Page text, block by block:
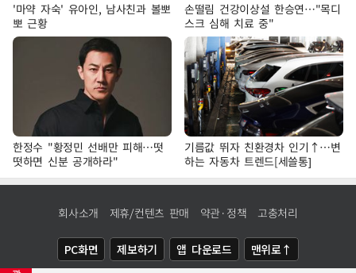
'마약 자숙' 유아인, 남사친과 볼뽀
뽀 근황
손떨림 건강이상설 한승연…"목디
스크 심해 치료 중"
한정수 "황정민 선배만 피해…떳
떳하면 신분 공개하라"
기름값 뛰자 친환경차 인기↑…변
하는 자동차 트렌드[세쓸통]
회사소개 제휴/컨텐츠 판매 약관·정책 고충처리
PC화면 제보하기 앱 다운로드 맨위로↑